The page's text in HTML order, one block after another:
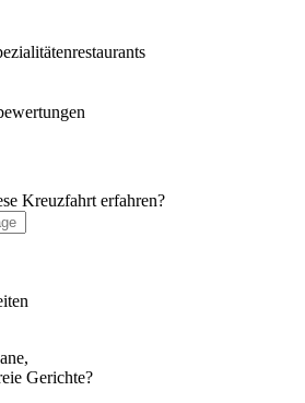
Kreuzfahrt erfahren?
Gerichte?